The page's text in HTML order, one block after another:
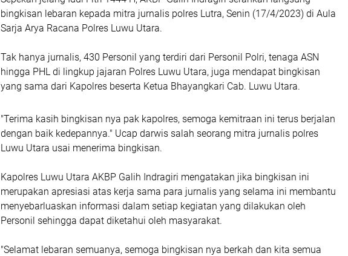
bingkisan lebaran kepada mitra jurnalis polres Lutra, Senin (17/4/2023) di Aula
Sarja Arya Racana Polres Luwu Utara.
Tak hanya jurnalis, 430 Personil yang terdiri dari Personil Polri, tenaga ASN
hingga PHL di lingkup jajaran Polres Luwu Utara, juga mendapat bingkisan
yang sama dari Kapolres beserta Ketua Bhayangkari Cab. Luwu Utara.
"Terima kasih bingkisan nya pak kapolres, semoga kemitraan ini terus berjalan
dengan baik kedepannya." Ucap darwis salah seorang mitra jurnalis polres
Luwu Utara usai menerima bingkisan.
Kapolres Luwu Utara AKBP Galih Indragiri mengatakan jika bingkisan ini
merupakan apresiasi atas kerja sama para jurnalis yang selama ini membantu
menyebarluaskan informasi dalam setiap kegiatan yang dilakukan oleh
Personil sehingga dapat diketahui oleh masyarakat.
"Selamat lebaran semuanya, semoga bingkisan nya berkah dan kita semua